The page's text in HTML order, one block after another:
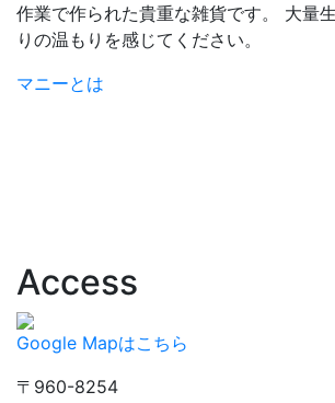
作業で作られた貴重な雑貨です。 大量
りの温もりを感じてください。
マニーとは
Access
Google Mapはこちら
〒960-8254